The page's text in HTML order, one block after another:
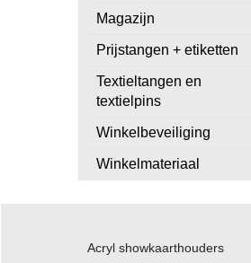
Magazijn
Prijstangen + etiketten
Textieltangen en
textielpins
Winkelbeveiliging
Winkelmateriaal
Acryl showkaarthouders